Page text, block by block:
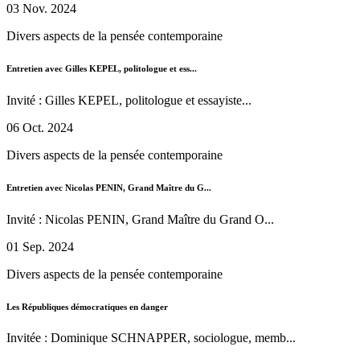
03 Nov. 2024
Divers aspects de la pensée contemporaine
Entretien avec Gilles KEPEL, politologue et ess...
Invité : Gilles KEPEL, politologue et essayiste...
06 Oct. 2024
Divers aspects de la pensée contemporaine
Entretien avec Nicolas PENIN, Grand Maître du G...
Invité : Nicolas PENIN, Grand Maître du Grand O...
01 Sep. 2024
Divers aspects de la pensée contemporaine
Les Républiques démocratiques en danger
Invitée : Dominique SCHNAPPER, sociologue, memb...